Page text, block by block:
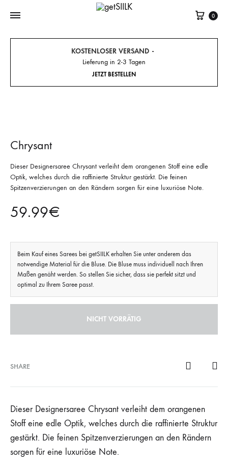
Cart
0
KOSTENLOSER VERSAND
Lieferung in 2-3 Tagen
JETZT BESTELLEN
Chrysant
Dieser Designersaree Chrysant verleiht dem orangenen Stoff eine edle
Optik, welches durch die raffinierte Struktur gestärkt. Die feinen
Spitzenverzierungen an den Rändern sorgen für eine luxuriöse Note.
59.99€
Beim Kauf eines Sarees bei getSIILK erhalten Sie unter anderem das
notwendige Material für die Bluse. Die Bluse muss individuell nach Ihren
Maßen genäht werden. So stellen Sie sicher, dass sie perfekt sitzt und
optimal zu Ihrem Saree passt.
NICHT VORRÄTIG
SHARE
Dieser Designersaree Chrysant verleiht dem orangenen
Stoff eine edle Optik, welches durch die raffinierte Struktur
gestärkt. Die feinen Spitzenverzierungen an den Rändern
sorgen für eine luxuriöse Note.